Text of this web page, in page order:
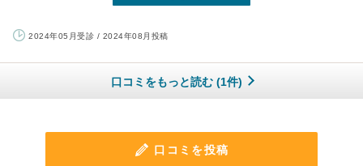
2024年05月受診 / 2024年08月投稿
口コミをもっと読む (1件)
口コミを投稿